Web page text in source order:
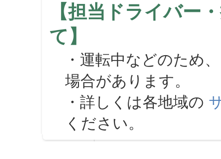
【担当ドライバー
て】
・運転中などのため
場合があります。
・詳しくは各地域の
ください。